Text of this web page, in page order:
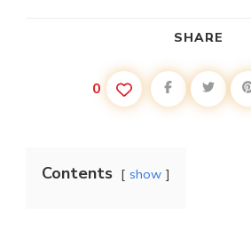
SHARE
0
Contents show